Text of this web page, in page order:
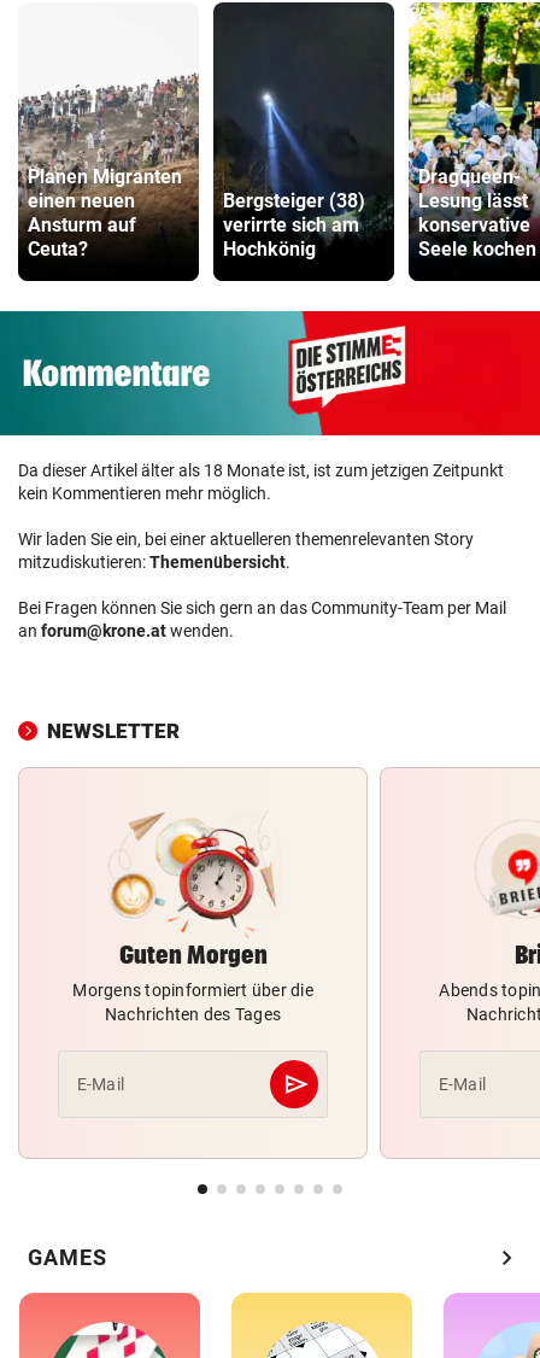
Planen Migranten
einen neuen
Ansturm auf
Ceuta?
Bergsteiger (38)
verirrte sich am
Hochkönig
Dragqueen-
Lesung lässt
konservative
Seele kochen
Da dieser Artikel älter als 18 Monate ist, ist zum jetzigen Zeitpunkt
kein Kommentieren mehr möglich.
Wir laden Sie ein, bei einer aktuelleren themenrelevanten Story
mitzudiskutieren:Themenübersicht.
Bei Fragen können Sie sich gern an das Community-Team per Mail
an forum@krone.atwenden.
NEWSLETTER
Guten Morgen
Morgens topinformiert über die
Nachrichten des Tages
E-Mail send
Abschicken
Abends
E-Mail
GAMES chevron_right